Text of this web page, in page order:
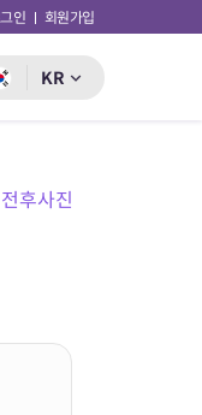
인 회원가입
KR
전후사진